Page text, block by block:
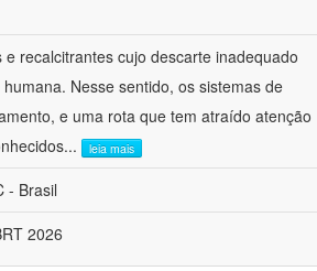
recalcitrantes cujo descarte inadequado
Nesse sentido, os sistemas de
e uma rota que tem atraído atenção
... leia mais
- Brasil
2026